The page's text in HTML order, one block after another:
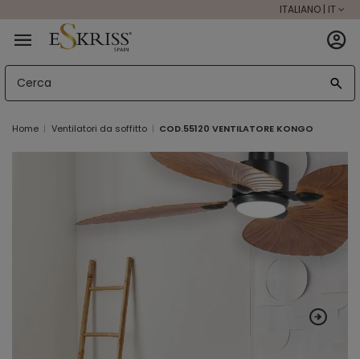
ITALIANO | IT
Home Ventilatori da soffitto COD.55120 VENTILATORE KONGO